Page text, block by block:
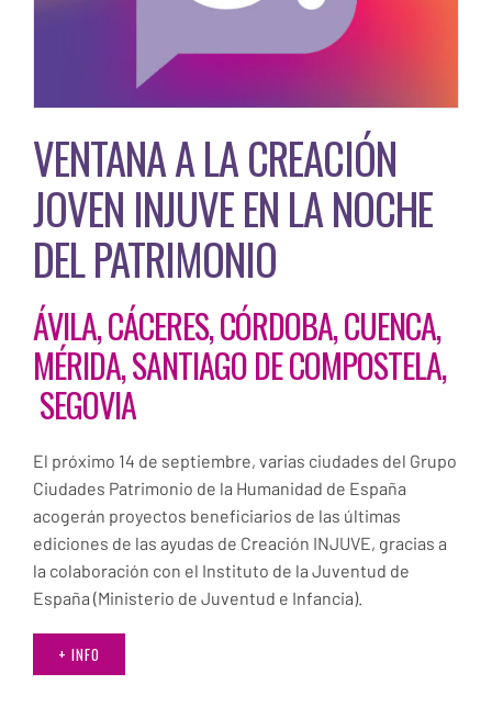
VENTANA A LA CREACIÓN
JOVEN INJUVE EN LA NOCHE
DEL PATRIMONIO
ÁVILA, CÁCERES, CÓRDOBA, CUENCA,
MÉRIDA, SANTIAGO DE COMPOSTELA,
SEGOVIA
El próximo 14 de septiembre, varias ciudades del Grupo
Ciudades Patrimonio de la Humanidad de España
acogerán proyectos beneficiarios de las últimas
ediciones de las ayudas de Creación INJUVE, gracias a
la colaboración con el Instituto de la Juventud de
España (Ministerio de Juventud e Infancia).
+ INFO